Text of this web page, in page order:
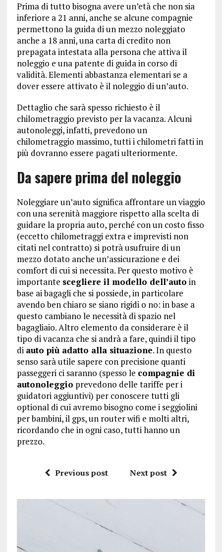
Prima di tutto bisogna avere un’età che non sia
inferiore a 21 anni, anche se alcune compagnie
permettono la guida di un mezzo noleggiato
anche a 18 anni, una carta di credito non
prepagata intestata alla persona che attiva il
noleggio e una patente di guida in corso di
validità. Elementi abbastanza elementari se a
dover essere attivato è il noleggio di un’auto.
Dettaglio che sarà spesso richiesto è il
chilometraggio previsto per la vacanza. Alcuni
autonoleggi, infatti, prevedono un
chilometraggio massimo, tutti i chilometri fatti in
più dovranno essere pagati ulteriormente.
Da sapere prima del noleggio
Noleggiare un’auto significa affrontare un viaggio
con una serenità maggiore rispetto alla scelta di
guidare la propria auto, perché con un costo fisso
(eccetto chilometraggi extra e imprevisti non
citati nel contratto) si potrà usufruire di un
mezzo dotato anche un’assicurazione e dei
comfort di cui si necessita. Per questo motivo è
importante scegliere il modello dell’auto in
base ai bagagli che si possiede, in particolare
avendo ben chiaro se siano rigidi o no: in base a
questo cambiano le necessità di spazio nel
bagagliaio. Altro elemento da considerare è il
tipo di vacanza che si andrà a fare, quindi il tipo
di auto più adatto alla situazione. In questo
senso sarà utile sapere con precisione quanti
passeggeri ci saranno (spesso le compagnie di
autonoleggio prevedono delle tariffe per i
guidatori aggiuntivi) per conoscere tutti gli
optional di cui avremo bisogno come i seggiolini
per bambini, il gps, un router wifi e molti altri,
ricordando che in ogni caso, tutti hanno un
prezzo.
Previous post Next post